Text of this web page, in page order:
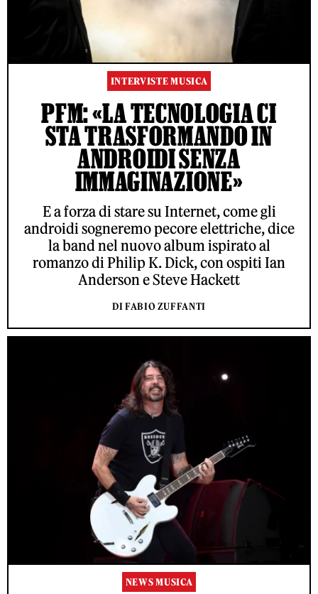
INTERVISTE MUSICA
PFM: «LA TECNOLOGIA CI
STA TRASFORMANDO IN
ANDROIDI SENZA
IMMAGINAZIONE»
E a forza di stare su Internet, come gli
androidi sogneremo pecore elettriche, dice
la band nel nuovo album ispirato al
romanzo di Philip K. Dick, con ospiti Ian
Anderson e Steve Hackett
DI FABIO ZUFFANTI
NEWS MUSICA